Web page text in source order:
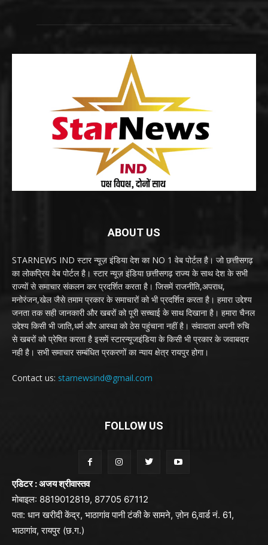
ABOUT US
STARNEWS IND स्टार न्यूज़ इंडिया देश का NO 1 वेब पोर्टल है। जो छत्तीसगढ़
का लोकप्रिय वेब पोर्टल है। स्टार न्यूज़ इंडिया छत्तीसगढ़ राज्य के साथ देश के सभी
राज्यों से समाचार संकलन कर प्रदर्शित करता है। जिसमें राजनीति,अपराध,
मनोरंजन,खेल जैसे तमाम प्रकार के समाचारों को भी प्रदर्शित करता है। हमारा उद्देश्य
जनता तक सही जानकारी और खबरों को पूरी सच्चाई के साथ दिखाना है। हमारा चैनल
उद्देश्य किसी भी जाति,धर्म और आस्था को ठेस पहुंचाना नहीं है। संवादाता अपनी रुचि
से खबरों को प्रेषित करता है इसमें स्टारन्यूजइंडिया के किसी भी प्रकार के जवाबदार
नही है। सभी समाचार सम्बंधित प्रकरणों का न्याय क्षेत्र रायपुर होगा।
Contact us: starnewsind@gmail.com
FOLLOW US
एडिटर : अजय श्रीवास्तव
मोबाइल: 8819012819, 87705 67112
पता: धान खरीदी केंद्र, भाठागांव पानी टंकी के सामने, ज़ोन 6,वार्ड नं. 61,
भाठागांव, रायपुर (छ.ग.)